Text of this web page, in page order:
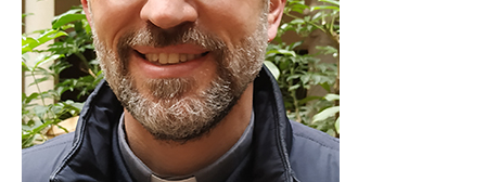
MI CUENTA
BUSCAR
CAT
ESP